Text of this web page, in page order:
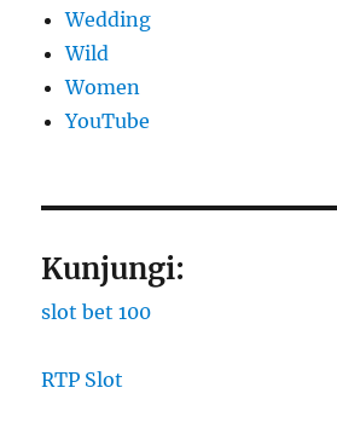
Wedding
Wild
Women
YouTube
Kunjungi:
slot bet 100
RTP Slot